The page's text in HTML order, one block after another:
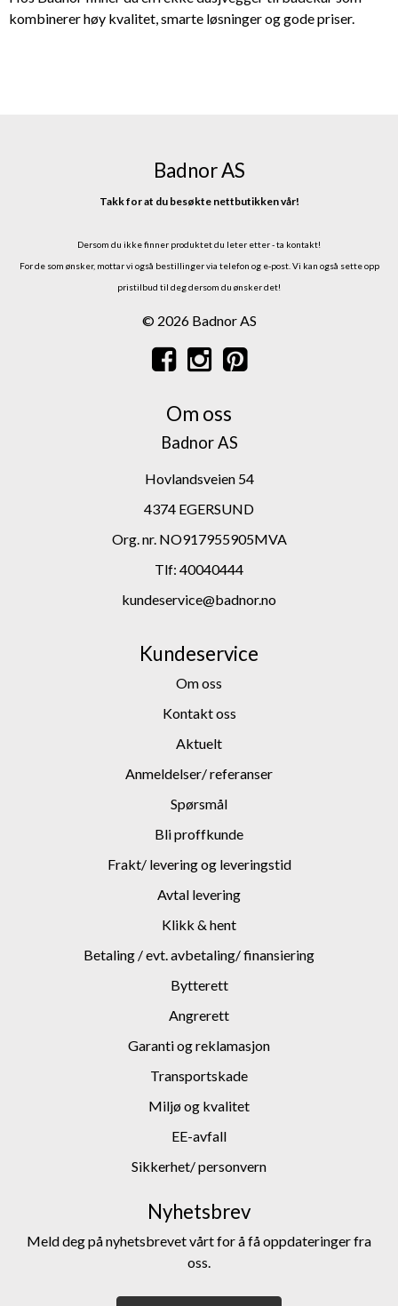
kombinerer høy kvalitet, smarte løsninger og gode priser.
Badnor AS
Takk for at du besøkte nettbutikken vår!
Dersom du ikke finner produktet du leter etter - ta kontakt!
For de som ønsker, mottar vi også bestillinger via telefon og e-post. Vi kan også sette opp
pristilbud til deg dersom du ønsker det!
© 2026 Badnor AS
Om oss
Badnor AS
Hovlandsveien 54
4374 EGERSUND
Org. nr. NO917955905MVA
Tlf: 40040444
kundeservice@badnor.no
Kundeservice
Om oss
Kontakt oss
Aktuelt
Anmeldelser/ referanser
Spørsmål
Bli proffkunde
Frakt/ levering og leveringstid
Avtal levering
Klikk & hent
Betaling / evt. avbetaling/ finansiering
Bytterett
Angrerett
Garanti og reklamasjon
Transportskade
Miljø og kvalitet
EE-avfall
Sikkerhet/ personvern
Nyhetsbrev
Meld deg på nyhetsbrevet vårt for å få oppdateringer fra
oss.